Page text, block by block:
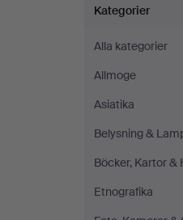
Alla
föremål
på
Kategorier
Alla kategorier
Allmoge
Asiatika
Belysning &
Böcker, Kartor &
Etnografika